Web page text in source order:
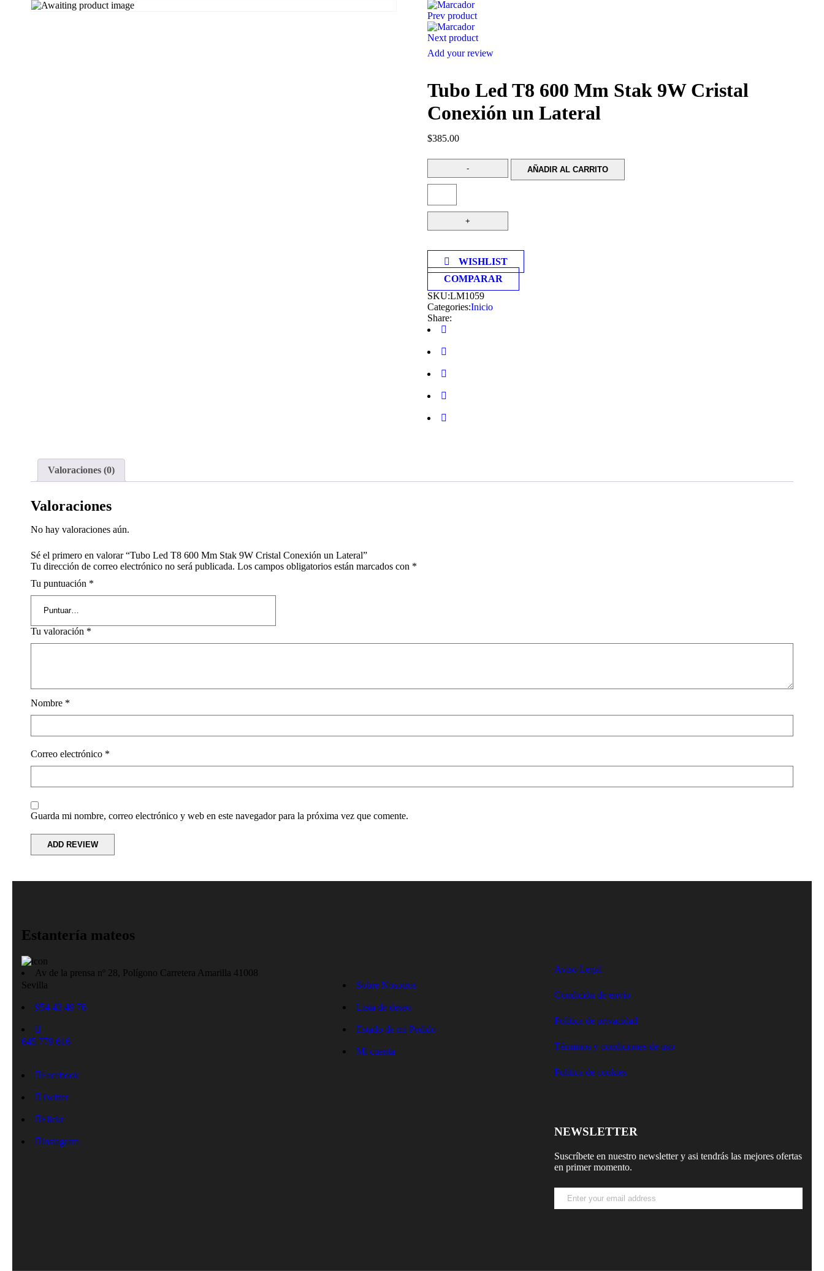
Prev product
Next product
Add your review
Tubo Led T8 600 Mm Stak 9W Cristal
Conexión un Lateral
$385.00
AÑADIR AL CARRITO
WISHLIST
COMPARAR
SKU:LM1059
Categories:Inicio
Share:
Valoraciones (0)
Valoraciones
No hay valoraciones aún.
Sé el primero en valorar “Tubo Led T8 600 Mm Stak 9W Cristal Conexión un Lateral”
Tu dirección de correo electrónico no será publicada. Los campos obligatorios están marcados con *
Tu puntuación *
Tu valoración *
Nombre *
Correo electrónico *
Guarda mi nombre, correo electrónico y web en este navegador para la próxima vez que comente.
Estantería mateos
Av de la prensa nº 28, Polígono Carretera Amarilla 41008
Sevilla
954 43 49 76
645 779 616
Facebook
Twitter
Flickr
Instagram
Sobre Nosotros
Lista de deseo
Estado de mi Pedido
Mi cuenta
Aviso Legal
Condición de envío
Política de privacidad
Términos y condiciones de uso
Política de cookies
NEWSLETTER
Suscríbete en nuestro newsletter y asi tendrás las mejores ofertas
en primer momento.